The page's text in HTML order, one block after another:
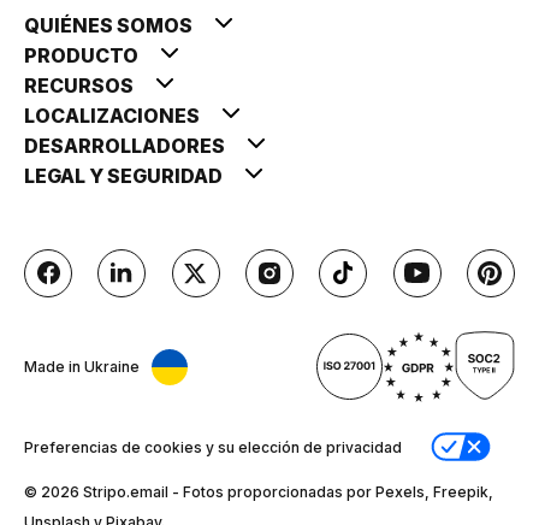
QUIÉNES SOMOS
PRODUCTO
RECURSOS
LOCALIZACIONES
DESARROLLADORES
LEGAL Y SEGURIDAD
Made in Ukraine
Preferencias de cookies y su elección de privacidad
© 2026 Stripо.email - Fotos proporcionadas por Pexels, Freepik,